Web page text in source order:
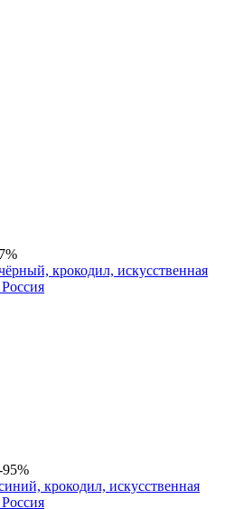
крокодил, искусственная
95%
крокодил, искусственная